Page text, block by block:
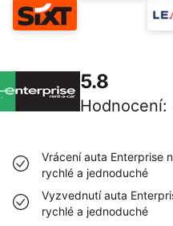
5.8
Hodnocení:
Vrácení auta Enterprise
rychlé a jednoduché
Vyzvednutí auta
rychlé a jednoduché